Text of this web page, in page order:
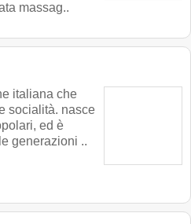
massag..
italiana che
socialità. nasce
ed è
generazioni ..